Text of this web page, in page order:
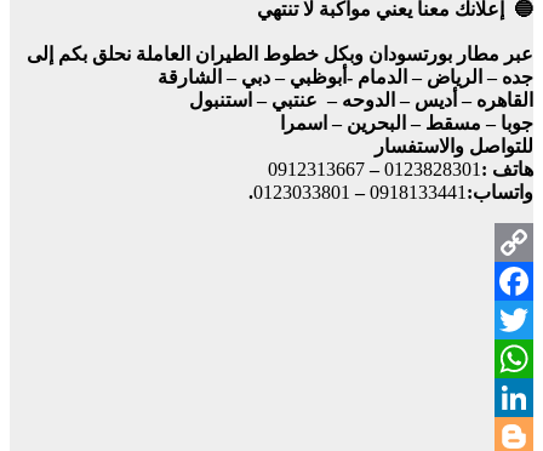
🔵 إعلانك معنا يعني مواكبة لا تنتهي
عبر مطار بورتسودان وبكل خطوط الطيران العاملة نحلق بكم إلى
جده – الرياض – الدمام -أبوظبي – دبي – الشارقة
القاهره – أديس – الدوحه – عنتبي – استنبول
جوبا – مسقط – البحرين – اسمرا
للتواصل والاستفسار
هاتف : 0123828301
–
0912313667
واتساب: 0918133441
–
0123033801
.
Copy
Link
Facebook
Twitter
WhatsApp
LinkedIn